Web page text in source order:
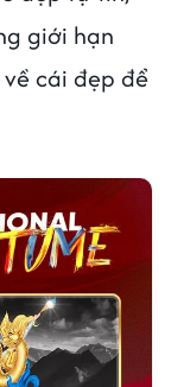
giới hạn
cái đẹp để